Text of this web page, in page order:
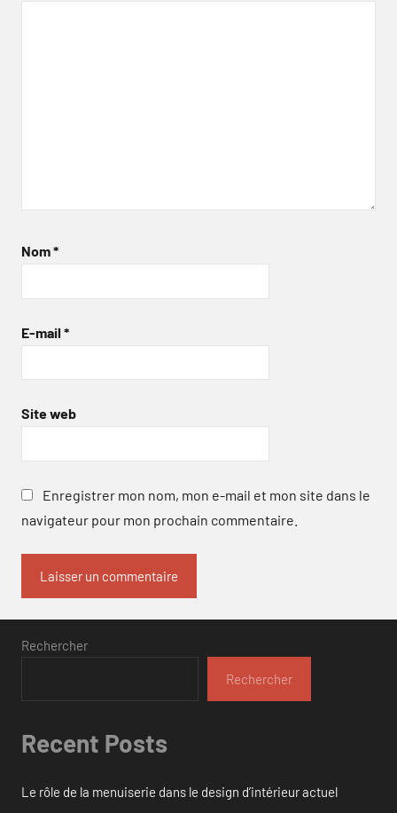
Nom*
E-mail *
Site web
Enregistrer mon nom, mon e-mail et mon site dans le
navigateur pour mon prochain commentaire.
Rechercher
Rechercher
Recent Posts
Le rôle de la menuiserie dans le design d’intérieur actuel